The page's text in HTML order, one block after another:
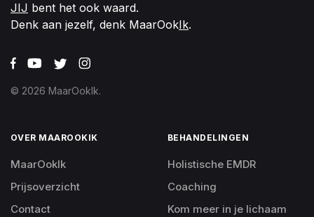
JIJ bent het ook waard.
Denk aan jezelf, denk MaarOokIk.
© 2026 MaarOokIk.
OVER MAAROOKIK
MaarOokIk
Prijsoverzicht
Contact
BEHANDELINGEN
Holistische EMDR
Coaching
Kom meer in je lichaam